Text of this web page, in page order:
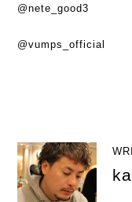
@nete_good3
@vumps_official